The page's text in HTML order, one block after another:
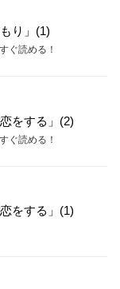
り」(1)
ぐ読める！
をする」(2)
ぐ読める！
をする」(1)